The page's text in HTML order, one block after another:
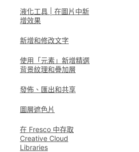
液化工具 | 在圖片中新
增效果
新增和修改文字
使用「元素」新增精選
背景紋理和疊加層
發佈、匯出和共享
圖層遮色片
在 Fresco 中存取
Creative Cloud
Libraries